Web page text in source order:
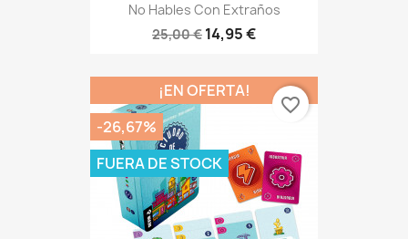
No Hables Con Extraños
25,00 € 14,95 €
¡EN OFERTA!
-26,67%
FUERA DE STOCK
favorite_border